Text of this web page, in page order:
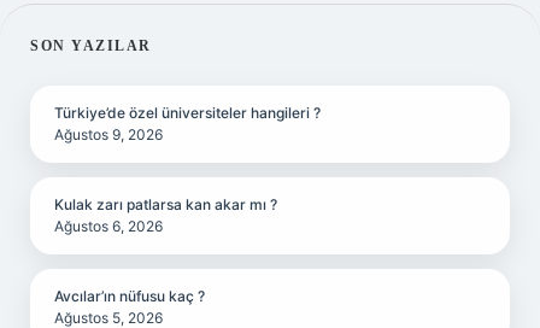
SIDEBAR
SON YAZILAR
Türkiye’de özel üniversiteler hangileri ?
Ağustos 9, 2026
Kulak zarı patlarsa kan akar mı ?
Ağustos 6, 2026
Avcılar’ın nüfusu kaç ?
Ağustos 5, 2026